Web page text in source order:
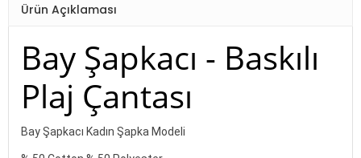
Ürün Açıklaması
Bay Şapkacı - Baskılı
Plaj Çantası
Bay Şapkacı Kadın Şapka Modeli